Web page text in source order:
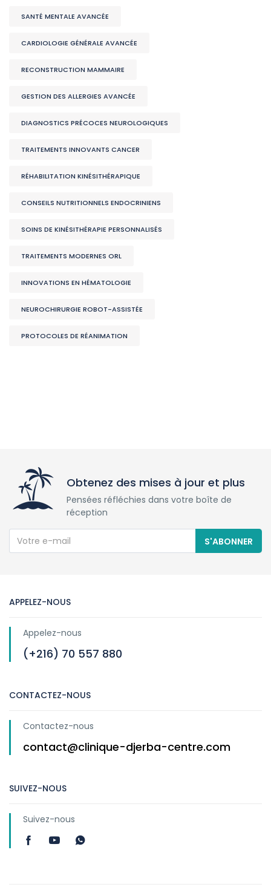
SANTÉ MENTALE AVANCÉE
CARDIOLOGIE GÉNÉRALE AVANCÉE
RECONSTRUCTION MAMMAIRE
GESTION DES ALLERGIES AVANCÉE
DIAGNOSTICS PRÉCOCES NEUROLOGIQUES
TRAITEMENTS INNOVANTS CANCER
RÉHABILITATION KINÉSITHÉRAPIQUE
CONSEILS NUTRITIONNELS ENDOCRINIENS
SOINS DE KINÉSITHÉRAPIE PERSONNALISÉS
TRAITEMENTS MODERNES ORL
INNOVATIONS EN HÉMATOLOGIE
NEUROCHIRURGIE ROBOT-ASSISTÉE
PROTOCOLES DE RÉANIMATION
Obtenez des mises à jour et plus
Pensées réfléchies dans votre boîte de
réception
S'ABONNER
APPELEZ-NOUS
Appelez-nous
(+216) 70 557 880
CONTACTEZ-NOUS
Contactez-nous
contact@clinique-djerba-centre.com
SUIVEZ-NOUS
Suivez-nous